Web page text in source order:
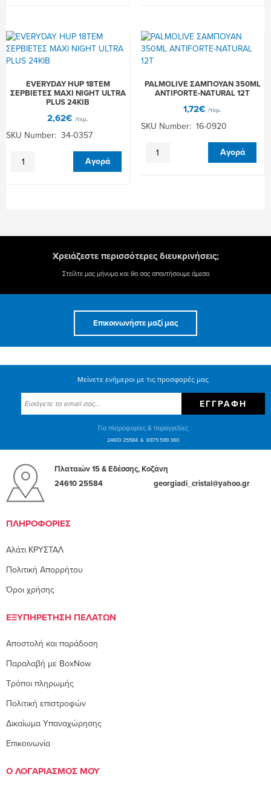
50ML
ΓΥΑΛΛΙΝΟ
6Τ
12ΤΕΜ
ποσότητα
EVERYDAY HUP 18ΤΕΜ
ΣΕΡΒΙΕΤΕΣ MAXI NIGHT ULTRA
PLUS 24ΚΙΒ
2,62€ /τεμ.
SKU Number: 34-0357
Αγορά
EVERYDAY
PALMOLIVE ΣΑΜΠΟΥΑΝ 350ML
ANTIFORTE-NATURAL 12Τ
1,72€ /τεμ.
SKU Number: 16-0920
Αγορά
PALMOLIVE
Χρειάζεστε περισσότερες διευκρινήσεις;
Στείλτε μας μήνυμα και θα σας απαντήσουμε άμεσα
Επικοινωνήστε μαζί μας
Μείνετε ενήμεροι με τις προσφορές μας
ΕΓΓΡΑΦΉ
Για πληροφορίες & παραγγελίες
24610 25584 6975 599 380
Πλαταιών 15 & Εδέσσης, Κοζάνη
24610 25584
georgiadi_cristal@yahoo.gr
ΠΛΗΡΟΦΟΡΊΕΣ
Αλάτι ΚΡΥΣΤΑΛ
Πολιτική Απορρήτου
Όροι χρήσης
ΕΞΥΠΗΡΈΤΗΣΗ ΠΕΛΑΤΏΝ
Αποστολή και παράδοση
Παραλαβή με BoxNow
Τρόποι πληρωμής
Πολιτική επιστροφών
Δικαίωμα Υπαναχώρησης
Επικοινωνία
Ο ΛΟΓΑΡΙΑΣΜΌΣ ΜΟΥ